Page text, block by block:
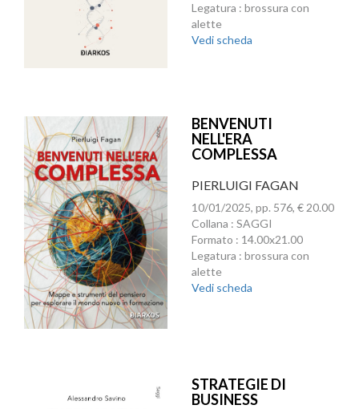
Legatura : brossura con
alette
Vedi scheda
BENVENUTI
NELL'ERA
COMPLESSA
PIERLUIGI FAGAN
10/01/2025, pp. 576, € 20.00
Collana : SAGGI
Formato : 14.00x21.00
Legatura : brossura con
alette
Vedi scheda
STRATEGIE DI
BUSINESS